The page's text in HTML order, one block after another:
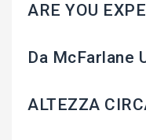
ARE YOU
Da McFarlane
ALTEZZA